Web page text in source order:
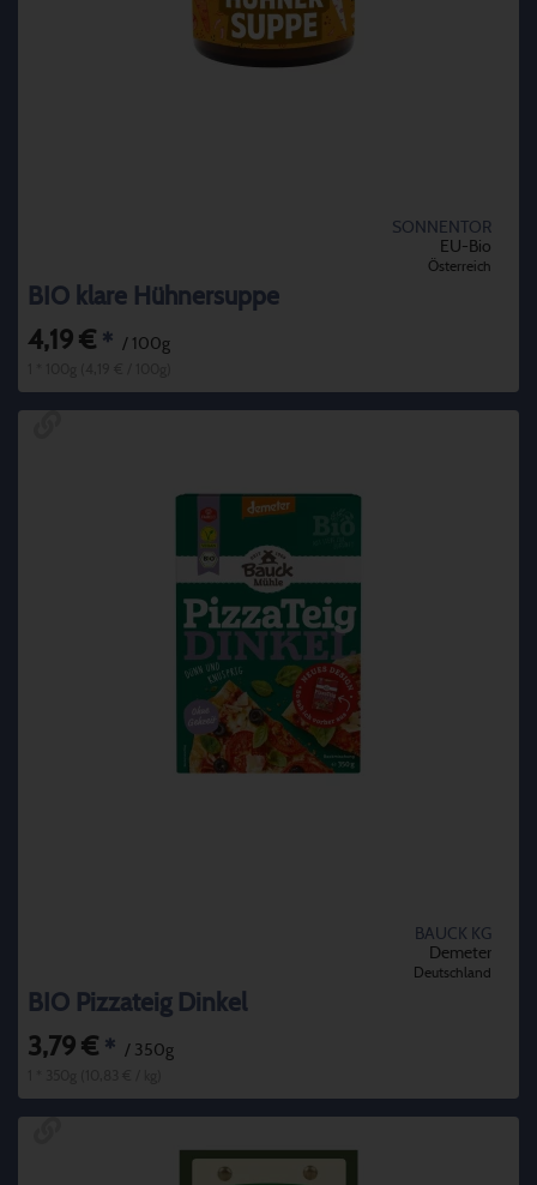
SONNENTOR
EU-Bio
Österreich
BIO klare Hühnersuppe
4,19 € * / 100g
BAUCK KG
Demeter
Deutschland
BIO Pizzateig Dinkel
3,79 € * / 350g